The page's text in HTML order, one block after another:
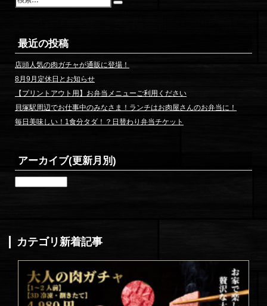
最近の投稿
店頭人気の肉ガチャが通販に登場！
8月9月定休日とお知らせ
【プリントアウト用】お弁当メニューご利用ください
貝塚駅周辺でお仕事中のみなさま！ランチはお肉屋さんのお弁当に！
毎日美味しい！1食分タダ！？日替わり弁当チケット
アーカイブ(更新月別)
(更
新
月
カテゴリ新着記事